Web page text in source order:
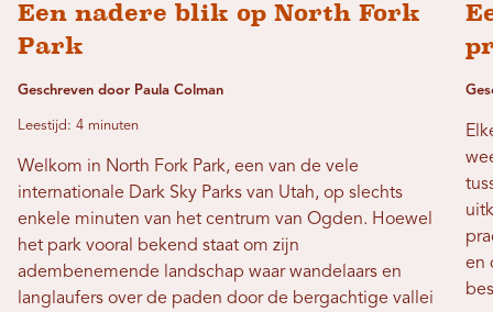
Een nadere blik op North Fork
Park
Geschreven door Paula Colman
Leestijd: 4 minuten
Welkom in North Fork Park, een van de vele
internationale Dark Sky Parks van Utah, op slechts
enkele minuten van het centrum van Ogden. Hoewel
het park vooral bekend staat om zijn
adembenemende landschap waar wandelaars en
langlaufers over de paden door de bergachtige vallei
en